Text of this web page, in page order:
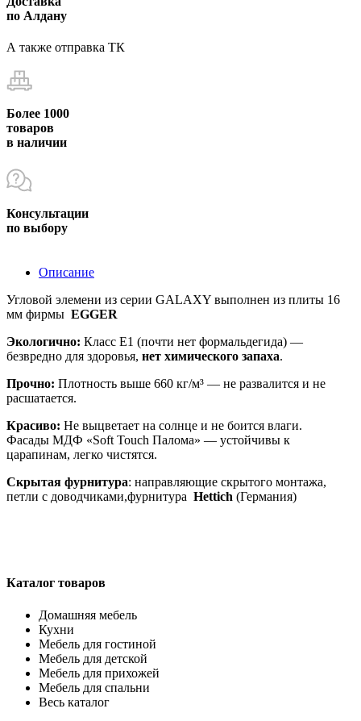
по Алдану
А также отправка ТК
Более 1000
товаров
в наличии
Консультации
по выбору
Описание
Угловой элемени из серии GALAXY выполнен из плиты 16
мм фирмы EGGER
Экологично: Класс Е1 (почти нет формальдегида) —
безвредно для здоровья, нет химического запаха.
Прочно: Плотность выше 660 кг/м³ — не развалится и не
расшатается.
Красиво: Не выцветает на солнце и не боится влаги.
Фасады МДФ «Soft Touch Палома» — устойчивы к
царапинам, легко чистятся.
Скрытая фурнитура: направляющие скрытого монтажа,
петли с доводчиками,фурнитура Hettich (Германия)
Каталог товаров
Домашняя мебель
Кухни
Мебель для гостиной
Мебель для детской
Мебель для прихожей
Мебель для спальни
Весь каталог